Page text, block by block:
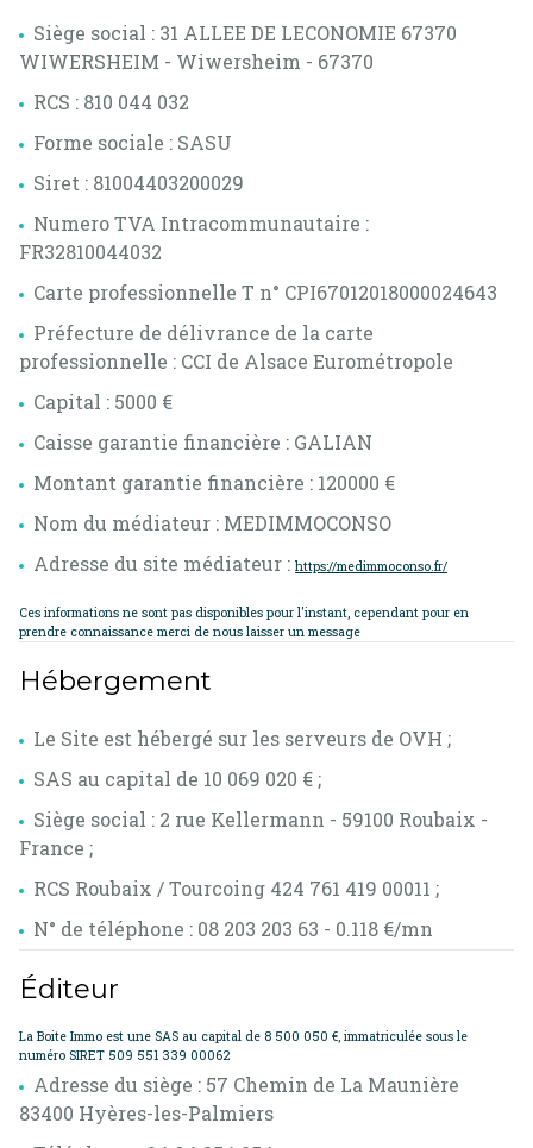
alerte
e-
contact
Siège social : 31 ALLEE DE LECONOMIE 67370
WIWERSHEIM - Wiwersheim - 67370
RCS : 810 044 032
Forme sociale : SASU
Siret : 81004403200029
Numero TVA Intracommunautaire :
FR32810044032
Carte professionnelle T n° CPI67012018000024643
Préfecture de délivrance de la carte
professionnelle : CCI de Alsace Eurométropole
Capital : 5000 €
Caisse garantie financière : GALIAN
Montant garantie financière : 120000 €
Nom du médiateur : MEDIMMOCONSO
Adresse du site médiateur : https://medimmoconso.fr/
Ces informations ne sont pas disponibles pour l'instant, cependant pour en
prendre connaissance merci de nous laisser un message
Hébergement
Le Site est hébergé sur les serveurs de OVH ;
SAS au capital de 10 069 020 € ;
Siège social : 2 rue Kellermann - 59100 Roubaix -
France ;
RCS Roubaix / Tourcoing 424 761 419 00011 ;
N° de téléphone : 08 203 203 63 - 0.118 €/mn
Éditeur
La Boite Immo est une SAS au capital de 8 500 050 €, immatriculée sous le
numéro SIRET 509 551 339 00062
Adresse du siège : 57 Chemin de La Maunière
83400 Hyères-les-Palmiers